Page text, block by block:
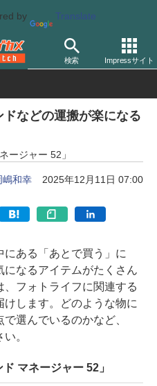
by Translate
検索 Impressサイト
ラバッグ シンクタンクフォト
などの運搬が楽になる
ージャー 52」
嶋和幸 2025年12月11日 07:00
ある「あとで買う」に
なるアイテムがたくさん
、フォトライフに関連する
します。どのような物に
選んでいるのかなど、
。
マネージャー 52」